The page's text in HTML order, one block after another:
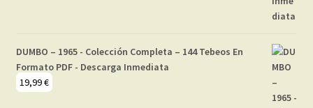
DUMBO – 1965 - Colección Completa – 144 Tebeos En
Formato PDF - Descarga Inmediata
19,99€